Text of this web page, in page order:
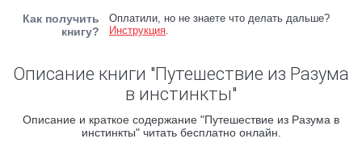
Как получить
книгу?
Оплатили, но не знаете что делать дальше?
Инструкция.
Описание книги "Путешествие из Разума
в инстинкты"
Описание и краткое содержание "Путешествие из Разума в
инстинкты" читать бесплатно онлайн.